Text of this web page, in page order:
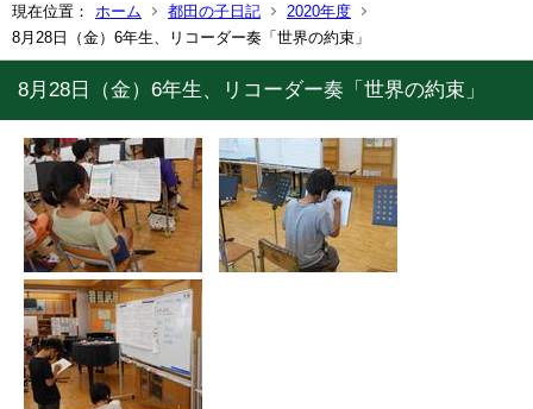
現在位置： ホーム 都田の子日記
2020年度
8月28日（金）6年生、リコーダー奏「世界の約束」
8月28日（金）6年生、リコーダー奏「世界の約束」